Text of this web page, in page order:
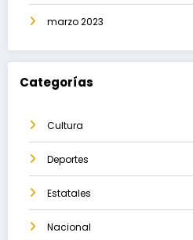
marzo 2023
Categorías
Cultura
Deportes
Estatales
Nacional